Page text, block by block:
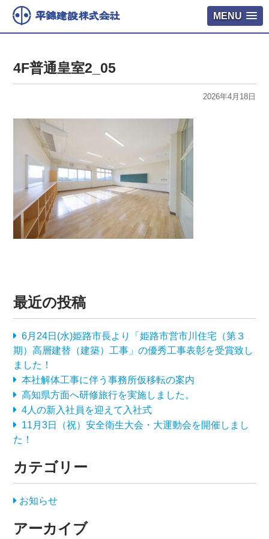
MENU
4F普通皇室2_05
2026年4月18日
最近の投稿
6月24日(水)姫路市長より「姫路市営市川住宅（第３
期）高層建替（建築）工事」の優秀工事表彰を受賞致し
ました！
本社解体工事に伴う事務所仮移転の案内
高知県方面へ研修旅行を実施しました。
4人の新入社員を迎えて入社式
11月3日（祝）安全衛生大会・大運動会を開催しまし
た！
カテゴリー
お知らせ
アーカイブ